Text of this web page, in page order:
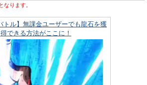
ります。
トル】無課金ユーザーでも龍石を獲
得できる方法がここに！